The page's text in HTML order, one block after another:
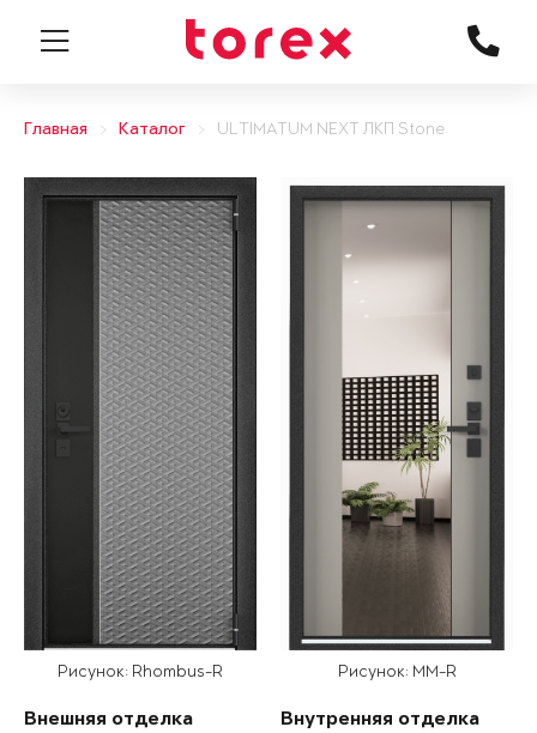
Главная Каталог ULTIMATUM NEXT ЛКП Stone
Рисунок: Rhombus-R
Внешняя отделка
Рисунок: MM-R
Внутренняя отделка